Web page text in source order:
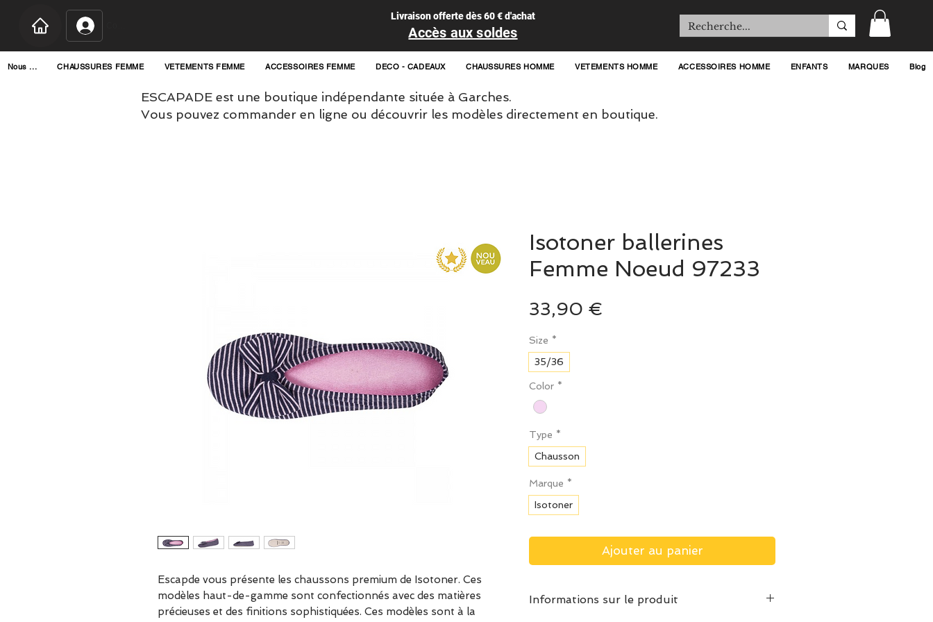
Livraison offerte dès 60 € d'achat
Accès aux soldes
Nous ... CHAUSSURES FEMME VETEMENTS FEMME ACCESSOIRES FEMME DECO - CADEAUX CHAUSSURES HOMME VETEMENTS HOMME ACCESSOIRES HOMME ENFANTS MARQUES Blog
ESCAPADE est une boutique indépendante située à Garches.
Vous pouvez commander en ligne ou découvrir les modèles directement en boutique.
Escapde vous présente les chaussons premium de Isotoner. Ces
modèles haut-de-gamme sont confectionnés avec des matières
précieuses et des finitions sophistiquées. Ces modèles sont à la
Isotoner ballerines
Femme Noeud 97233
33,90 €
Size *
35/36
Color *
Type *
Chausson
Marque *
Isotoner
Ajouter au panier
Informations sur le produit